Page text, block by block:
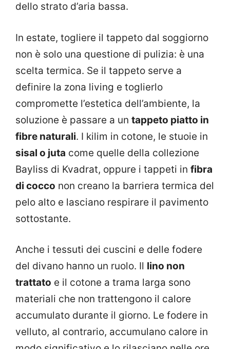
dello strato d’aria bassa.
In estate, togliere il tappeto dal soggiorno
non è solo una questione di pulizia: è una
scelta termica. Se il tappeto serve a
definire la zona living e toglierlo
compromette l’estetica dell’ambiente, la
soluzione è passare a un tappeto piatto in
fibre naturali. I kilim in cotone, le stuoie in
sisal o juta come quelle della collezione
Bayliss di Kvadrat, oppure i tappeti in fibra
di cocco non creano la barriera termica del
pelo alto e lasciano respirare il pavimento
sottostante.
Anche i tessuti dei cuscini e delle fodere
del divano hanno un ruolo. Il lino non
trattato e il cotone a trama larga sono
materiali che non trattengono il calore
accumulato durante il giorno. Le fodere in
velluto, al contrario, accumulano calore in